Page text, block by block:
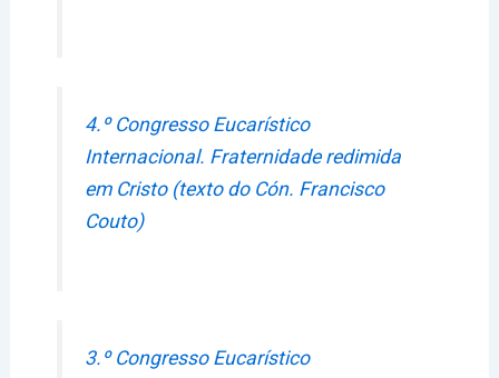
4.º Congresso Eucarístico
Internacional. Fraternidade redimida
em Cristo (texto do Cón. Francisco
Couto)
3.º Congresso Eucarístico